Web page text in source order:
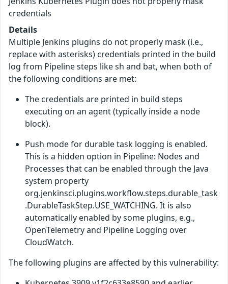
credentials
Details
Multiple Jenkins plugins do not properly mask (i.e.,
replace with asterisks) credentials printed in the build
log from Pipeline steps like sh and bat, when both of
the following conditions are met:
The credentials are printed in build steps
executing on an agent (typically inside a node
block).
Push mode for durable task logging is enabled.
This is a hidden option in Pipeline: Nodes and
Processes that can be enabled through the Java
system property
org.jenkinsci.plugins.workflow.steps.durable_task
.DurableTaskStep.USE_WATCHING. It is also
automatically enabled by some plugins, e.g.,
OpenTelemetry and Pipeline Logging over
CloudWatch.
The following plugins are affected by this vulnerability: